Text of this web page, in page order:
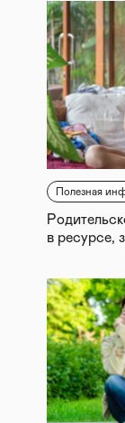
Полезная
в ресурсе,